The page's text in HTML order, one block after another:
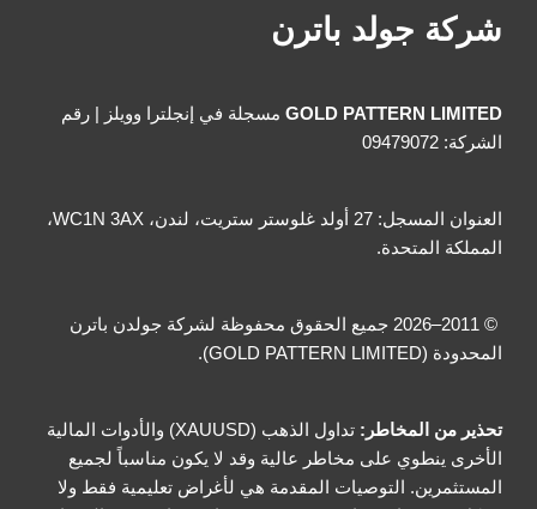
شركة جولد باترن
GOLD PATTERN LIMITED مسجلة في إنجلترا وويلز | رقم
الشركة: 09479072
العنوان المسجل: 27 أولد غلوستر ستريت، لندن، WC1N 3AX،
المملكة المتحدة.
© 2011–2026 جميع الحقوق محفوظة لشركة جولدن باترن
المحدودة (GOLD PATTERN LIMITED).
تحذير من المخاطر:
تداول الذهب (XAUUSD) والأدوات المالية
الأخرى ينطوي على مخاطر عالية وقد لا يكون مناسباً لجميع
المستثمرين. التوصيات المقدمة هي لأغراض تعليمية فقط ولا